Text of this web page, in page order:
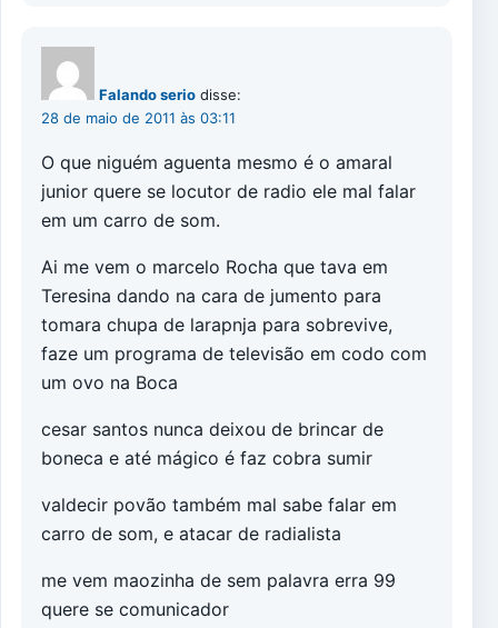
Falando serio disse:
28 de maio de 2011 às 03:11
O que niguém aguenta mesmo é o amaral
junior quere se locutor de radio ele mal falar
em um carro de som.
Ai me vem o marcelo Rocha que tava em
Teresina dando na cara de jumento para
tomara chupa de larapnja para sobrevive,
faze um programa de televisão em codo com
um ovo na Boca
cesar santos nunca deixou de brincar de
boneca e até mágico é faz cobra sumir
valdecir povão também mal sabe falar em
carro de som, e atacar de radialista
me vem maozinha de sem palavra erra 99
quere se comunicador